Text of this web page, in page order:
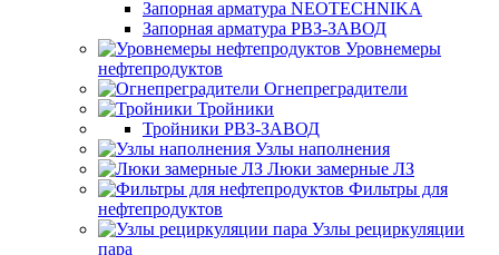
Запорная арматура NEOTECHNIKA
Запорная арматура РВЗ-ЗАВОД
Уровнемеры
нефтепродуктов
Огнепреградители
Тройники
Тройники РВЗ-ЗАВОД
Узлы наполнения
Люки замерные ЛЗ
Фильтры для
нефтепродуктов
Узлы рециркуляции
пара